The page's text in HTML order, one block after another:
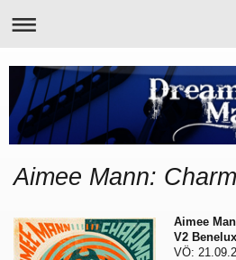
Aimee Mann:
Aimee
V2
VÖ: